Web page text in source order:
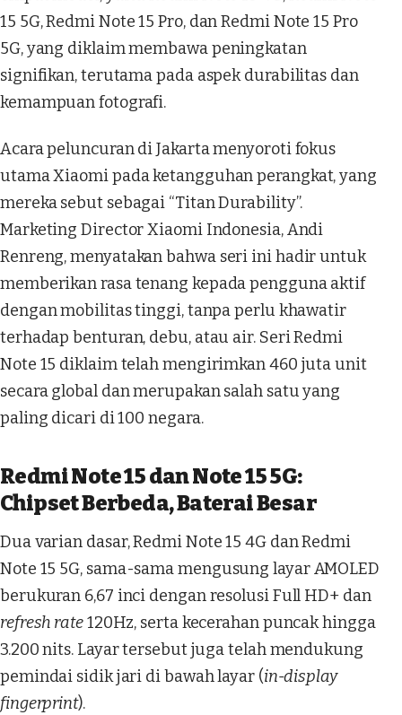
15 5G, Redmi Note 15 Pro, dan Redmi Note 15 Pro
5G, yang diklaim membawa peningkatan
signifikan, terutama pada aspek durabilitas dan
kemampuan fotografi.
Acara peluncuran di Jakarta menyoroti fokus
utama Xiaomi pada ketangguhan perangkat, yang
mereka sebut sebagai “Titan Durability”.
Marketing Director Xiaomi Indonesia, Andi
Renreng, menyatakan bahwa seri ini hadir untuk
memberikan rasa tenang kepada pengguna aktif
dengan mobilitas tinggi, tanpa perlu khawatir
terhadap benturan, debu, atau air. Seri Redmi
Note 15 diklaim telah mengirimkan 460 juta unit
secara global dan merupakan salah satu yang
paling dicari di 100 negara.
Redmi Note 15 dan Note 15 5G:
Chipset Berbeda, Baterai Besar
Dua varian dasar, Redmi Note 15 4G dan Redmi
Note 15 5G, sama-sama mengusung layar AMOLED
berukuran 6,67 inci dengan resolusi Full HD+ dan
refresh rate120Hz, serta kecerahan puncak hingga
3.200 nits. Layar tersebut juga telah mendukung
pemindai sidik jari di bawah layar (in-display
fingerprint).